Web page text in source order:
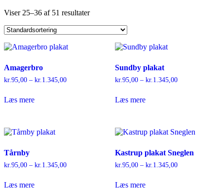
Viser 25–36 af 51 resultater
Amagerbro
kr. 95,00 – kr. 1.345,00
Læs mere
Sundby plakat
kr. 95,00 – kr. 1.345,00Prisinterval:
Læs mere
Tårnby
kr.95,00 – kr.1.345,00
Læs mere
Kastrup plakat Sneglen
kr.95,00 – kr.1.345,00Prisinterval:
Læs mere